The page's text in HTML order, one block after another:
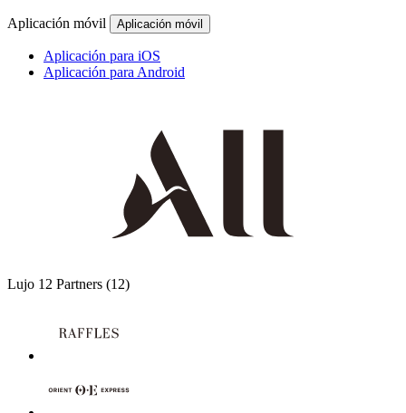
Aplicación móvil Aplicación móvil
Aplicación para iOS
Aplicación para Android
Lujo 12 Partners (12)